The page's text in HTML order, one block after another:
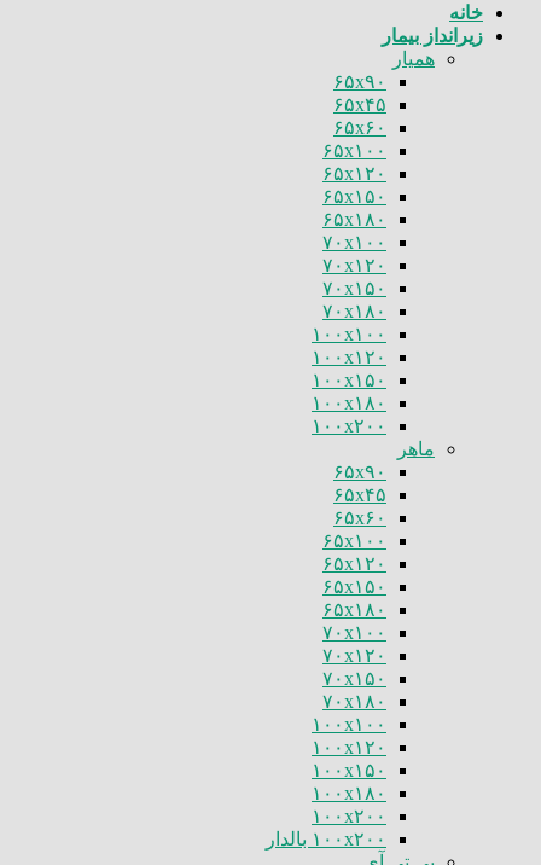
خانه
زیرانداز بیمار
همیار
۶۵x۹۰
۶۵x۴۵
۶۵x۶۰
۶۵x۱۰۰
۶۵x۱۲۰
۶۵x۱۵۰
۶۵x۱۸۰
۷۰x۱۰۰
۷۰x۱۲۰
۷۰x۱۵۰
۷۰x۱۸۰
۱۰۰x۱۰۰
۱۰۰x۱۲۰
۱۰۰x۱۵۰
۱۰۰x۱۸۰
۱۰۰x۲۰۰
ماهر
۶۵x۹۰
۶۵x۴۵
۶۵x۶۰
۶۵x۱۰۰
۶۵x۱۲۰
۶۵x۱۵۰
۶۵x۱۸۰
۷۰x۱۰۰
۷۰x۱۲۰
۷۰x۱۵۰
۷۰x۱۸۰
۱۰۰x۱۰۰
۱۰۰x۱۲۰
۱۰۰x۱۵۰
۱۰۰x۱۸۰
۱۰۰x۲۰۰
۱۰۰x۲۰۰ بالدار